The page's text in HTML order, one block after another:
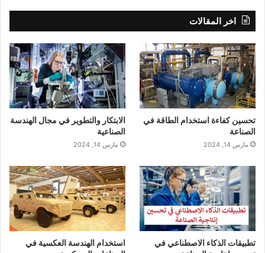
اخر المقالات
تحسين كفاءة استخدام الطاقة في
الصناعة
مارس 14, 2024
الابتكار والتطوير في مجال الهندسة
الصناعية
مارس 14, 2024
تطبيقات الذكاء الاصطناعي في
استخدام الهندسة العكسية في